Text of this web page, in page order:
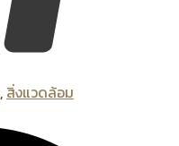
, สิ่งแวดล้อม